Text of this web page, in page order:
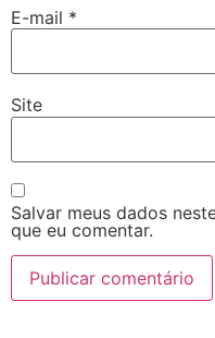
E-mail *
Site
Salvar meus dados
que eu comentar.